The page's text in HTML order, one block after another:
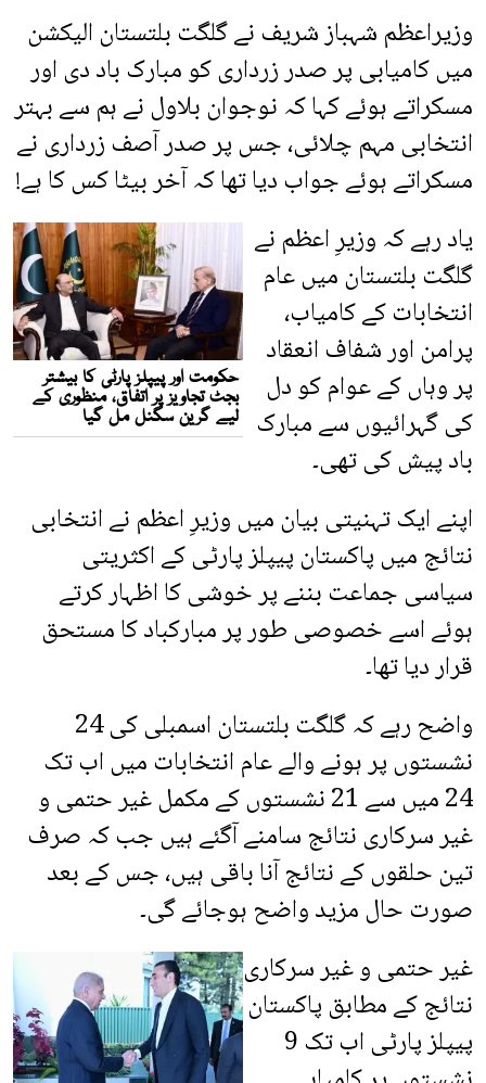
وزیراعظم شہباز شریف نے گلگت بلتستان الیکشن
میں کامیابی پر صدر زرداری کو مبارک باد دی اور
مسکراتے ہوئے کہا کہ نوجوان بلاول نے ہم سے بہتر
انتخابی مہم چلائی، جس پر صدر آصف زرداری نے
مسکراتے ہوئے جواب دیا تھا کہ آخر بیٹا کس کا ہے!
یاد رہے کہ وزیرِ اعظم نے
گلگت بلتستان میں عام
انتخابات کے کامیاب،
پرامن اور شفاف انعقاد
پر وہاں کے عوام کو دل
کی گہرائیوں سے مبارک
باد پیش کی تھی۔
اپنے ایک تہنیتی بیان میں وزیرِ اعظم نے انتخابی
نتائج میں پاکستان پیپلز پارٹی کے اکثریتی
سیاسی جماعت بننے پر خوشی کا اظہار کرتے
ہوئے اسے خصوصی طور پر مبارکباد کا مستحق
قرار دیا تھا۔
واضح رہے کہ گلگت بلتستان اسمبلی کی 24
نشستوں پر ہونے والے عام انتخابات میں اب تک
24 میں سے 21 نشستوں کے مکمل غیر حتمی و
غیر سرکاری نتائج سامنے آگئے ہیں جب کہ صرف
تین حلقوں کے نتائج آنا باقی ہیں، جس کے بعد
صورت حال مزید واضح ہوجائے گی۔
غیر حتمی و غیر سرکاری
نتائج کے مطابق پاکستان
پیپلز پارٹی اب تک 9